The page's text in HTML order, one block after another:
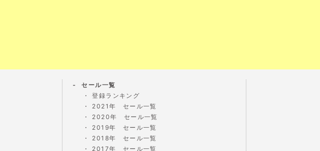
セール一覧
登録ランキング
2021年 セール一覧
2020年 セール一覧
2019年 セール一覧
2018年 セール一覧
2017年 セール一覧